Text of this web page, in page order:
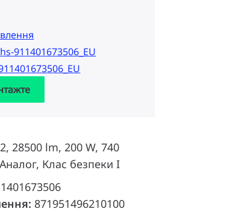
911401673506_EU
28500 lm, 200 W, 740
Клас безпеки I
871951496210100